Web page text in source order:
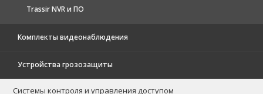
Trassir NVR и ПО
Комплекты видеонаблюдения
Устройства грозозащиты
Системы контроля и управления доступом